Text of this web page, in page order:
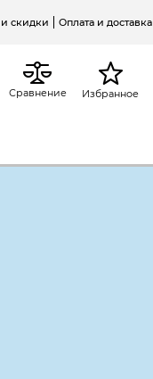
скидки Оплата и доставка
Сравнение Избранное